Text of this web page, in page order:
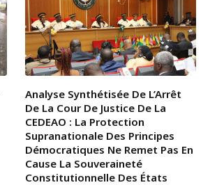
Analyse Synthétisée De L’Arrêt
De La Cour De Justice De La
CEDEAO : La Protection
Supranationale Des Principes
Démocratiques Ne Remet Pas En
Cause La Souveraineté
Constitutionnelle Des États